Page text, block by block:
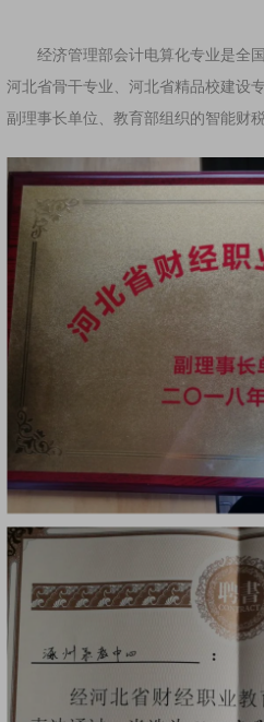
经济管理部会计电算化专业是全
河北省骨干专业、河北省精品校建设
副理事长单位、教育部组织的智能财